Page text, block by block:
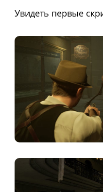
Увидеть первые